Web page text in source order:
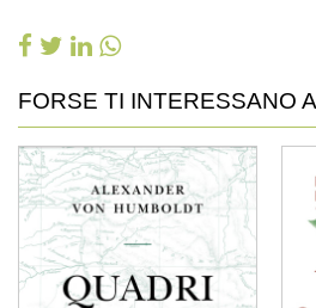
FORSE TI INTERESSANO